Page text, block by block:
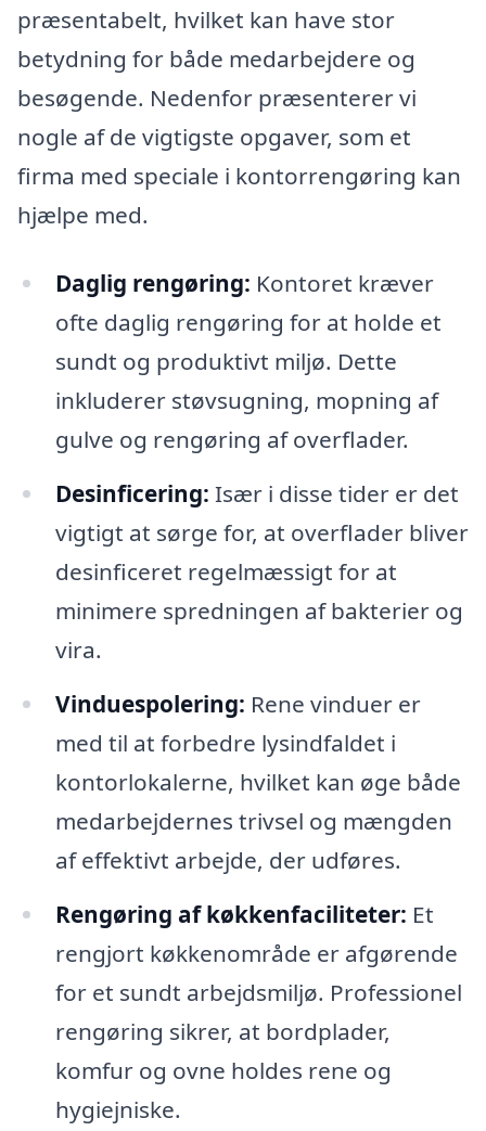
præsentabelt, hvilket kan have stor
betydning for både medarbejdere og
besøgende. Nedenfor præsenterer vi
nogle af de vigtigste opgaver, som et
firma med speciale i kontorrengøring kan
hjælpe med.
Daglig rengøring: Kontoret kræver
ofte daglig rengøring for at holde et
sundt og produktivt miljø. Dette
inkluderer støvsugning, mopning af
gulve og rengøring af overflader.
Desinficering: Især i disse tider er det
vigtigt at sørge for, at overflader bliver
desinficeret regelmæssigt for at
minimere spredningen af bakterier og
vira.
Vinduespolering: Rene vinduer er
med til at forbedre lysindfaldet i
kontorlokalerne, hvilket kan øge både
medarbejdernes trivsel og mængden
af effektivt arbejde, der udføres.
Rengøring af køkkenfaciliteter: Et
rengjort køkkenområde er afgørende
for et sundt arbejdsmiljø. Professionel
rengøring sikrer, at bordplader,
komfur og ovne holdes rene og
hygiejniske.